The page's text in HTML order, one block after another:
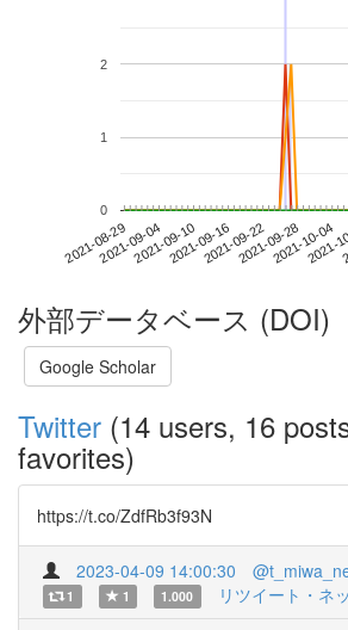
2021-08-292021-09-042021-09-102021-09-162021-09-222021-09-282021-10-04
2021-
0
1
2
外部データベース (DOI)
Google Scholar
Twitter (14 users, 16
favorites)
https://t.co/ZdfRb3f93N
2023-04-09 14:00:30
1 1 1.000 リツイート・ネ